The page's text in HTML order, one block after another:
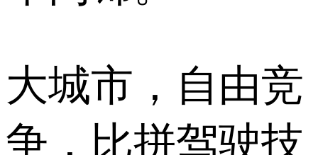
大城市，自由竞
争，比拼驾驶技